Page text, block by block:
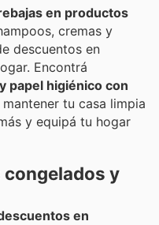
en productos
cremas y
descuentos en
Encontrá
papel higiénico con
tu casa limpia
y equipá tu hogar
y
en